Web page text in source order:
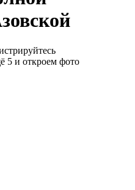
5 и откроем фото